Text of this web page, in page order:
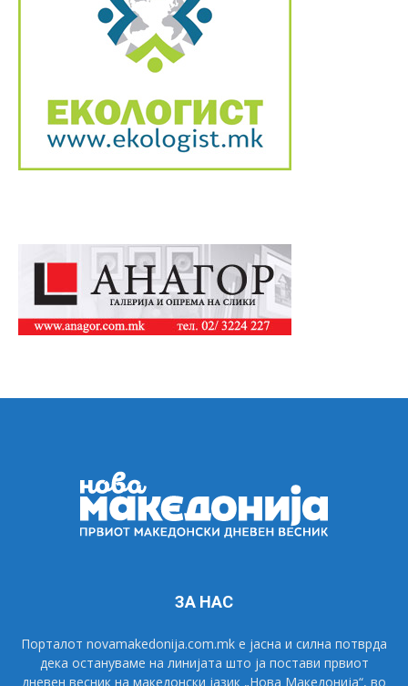
ЗА НАС
Порталот novamakedonija.com.mk е јасна и силна потврда
дека остануваме на линијата што ја постави првиот
дневен весник на македонски јазик „Нова Македонија“, во